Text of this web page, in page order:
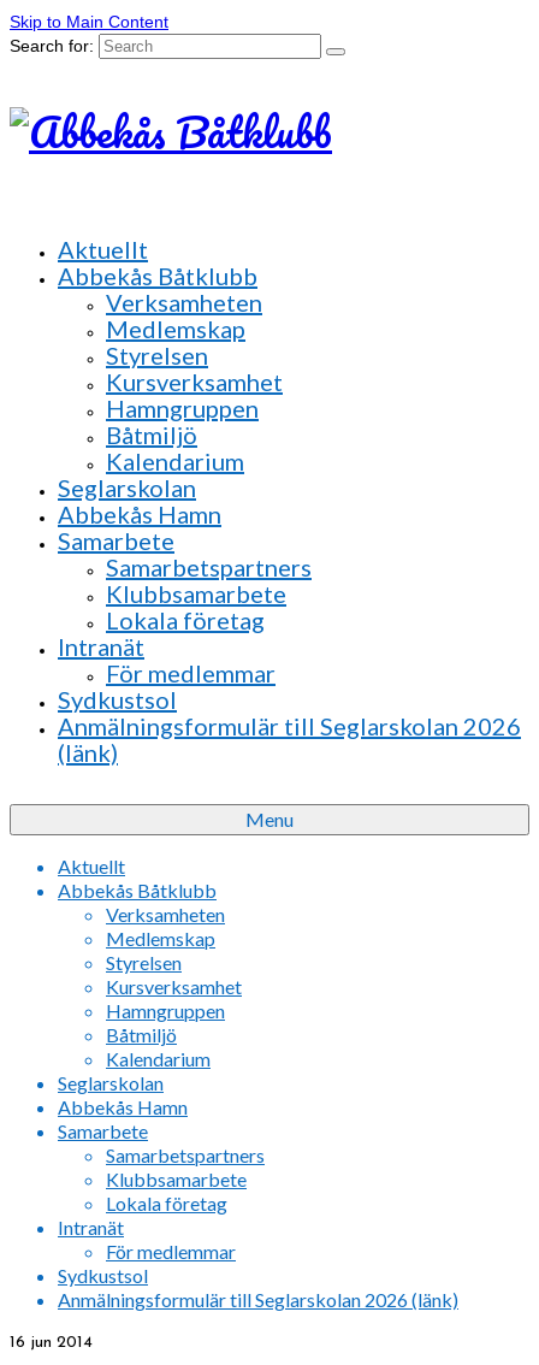
Skip to Main Content
Search for:
Aktuellt
Abbekås Båtklubb
Verksamheten
Medlemskap
Styrelsen
Kursverksamhet
Hamngruppen
Båtmiljö
Kalendarium
Seglarskolan
Abbekås Hamn
Samarbete
Samarbetspartners
Klubbsamarbete
Lokala företag
Intranät
För medlemmar
Sydkustsol
Anmälningsformulär till Seglarskolan 2026
(länk)
Menu
Aktuellt
Abbekås Båtklubb
Verksamheten
Medlemskap
Styrelsen
Kursverksamhet
Hamngruppen
Båtmiljö
Kalendarium
Seglarskolan
Abbekås Hamn
Samarbete
Samarbetspartners
Klubbsamarbete
Lokala företag
Intranät
För medlemmar
Sydkustsol
Anmälningsformulär till Seglarskolan 2026 (länk)
16 jun 2014